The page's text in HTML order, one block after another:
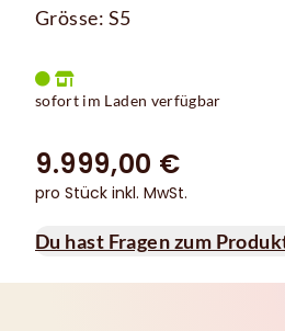
Grösse: S5
sofort im Laden verfügbar
9.999,00 €
pro Stück inkl. MwSt.
Du hast Fragen zum